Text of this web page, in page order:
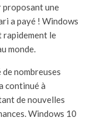
proposant une
a payé ! Windows
rapidement le
monde.
nombreuses
continué à
de nouvelles
Windows 10